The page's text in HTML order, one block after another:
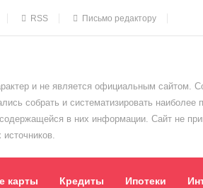
RSS Письмо редактору
и не является официальным сайтом.
собрать и систематизировать
содержащейся в них информации. Сайт не
карты Кредиты Ипотеки